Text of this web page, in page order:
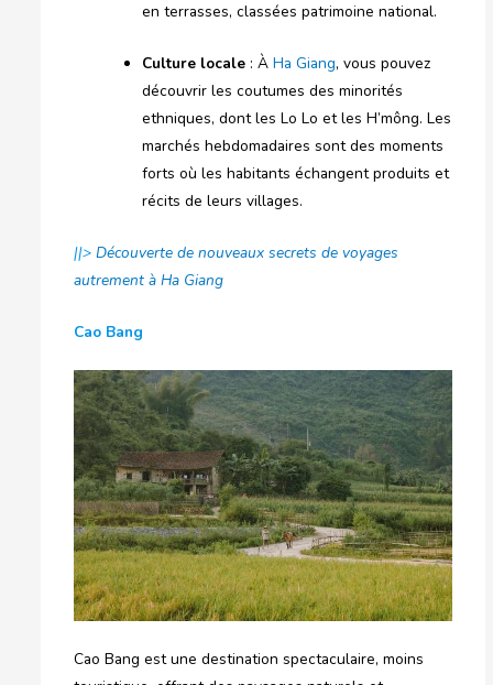
en terrasses, classées patrimoine national.
Culture locale: À Ha Giang, vous pouvez
découvrir les coutumes des minorités
ethniques, dont les Lo Lo et les H’mông. Les
marchés hebdomadaires sont des moments
forts où les habitants échangent produits et
récits de leurs villages.
||>Découverte de nouveaux secrets de voyages
autrement à Ha Giang
Cao Bang
Cao Bang est une destination spectaculaire, moins